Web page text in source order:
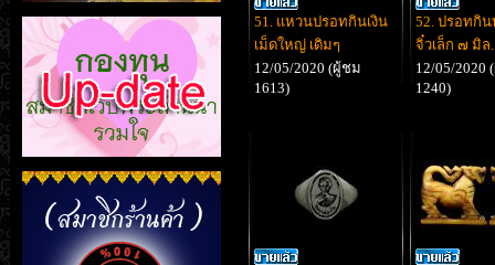
51. แหวนปรอทกินเงิน
เม็ดใหญ่ เดิมๆ
12/05/2020 (ผู้ชม
1613)
52. ปรอทกิน
จิ๋วเล็ก ๗ มิล.
12/05/2020
1240)